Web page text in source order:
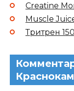
Creatine
Muscle
Тритрен